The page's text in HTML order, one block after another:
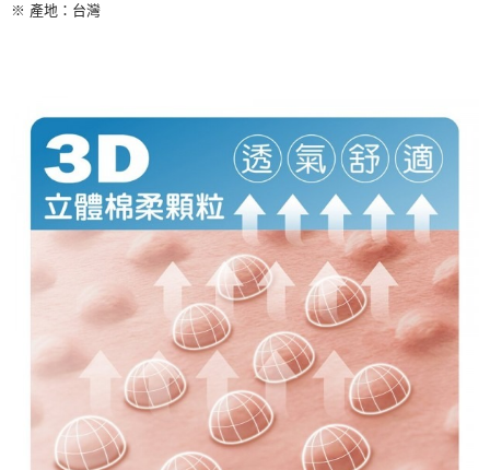
※ 產地：台灣